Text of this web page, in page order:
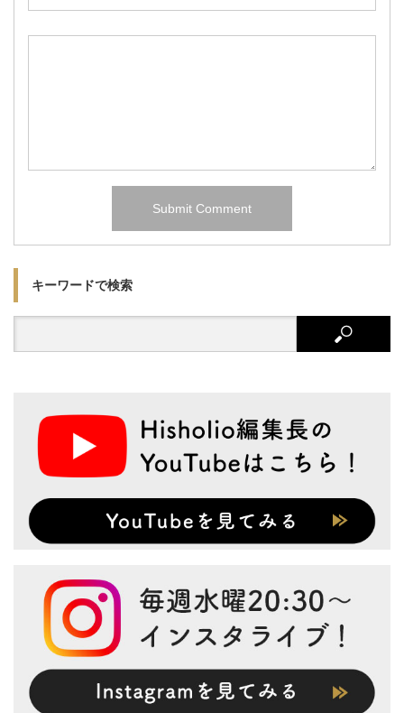
キーワードで検索